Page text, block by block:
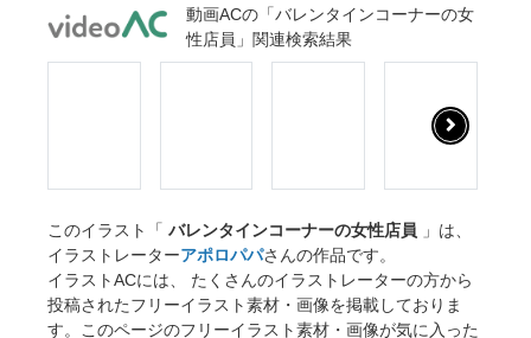
動画ACの「バレンタインコーナーの女
性店員」関連検索結果
このイラスト「 バレンタインコーナーの女性店員 」は、
イラストレーターアポロパパさんの作品です。
イラストACには、 たくさんのイラストレーターの方から
投稿されたフリーイラスト素材・画像を掲載しておりま
す。このページのフリーイラスト素材・画像が気に入った